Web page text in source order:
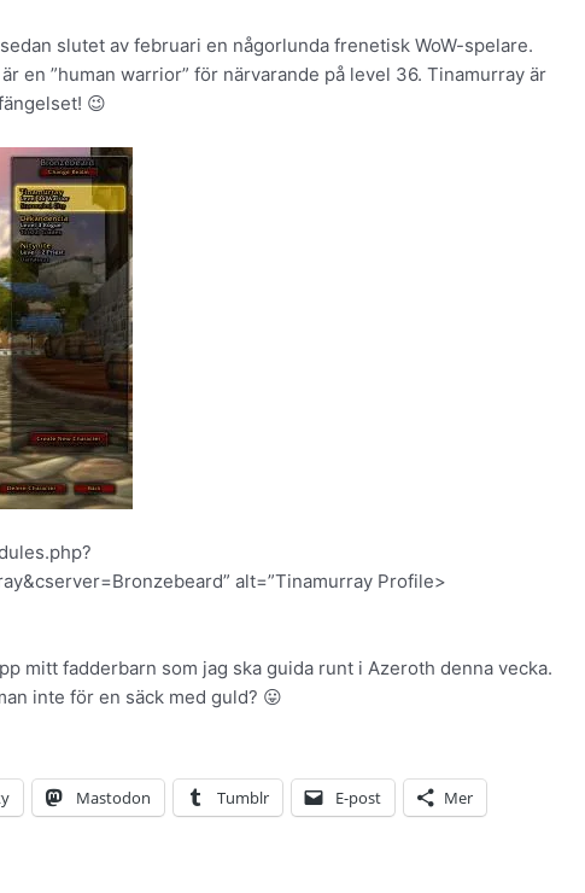
slutet av februari en någorlunda frenetisk WoW-spelare.
en ”human warrior” för närvarande på level 36. Tinamurray är
😉
alt=”Tinamurray Profile>
mitt fadderbarn som jag ska guida runt i Azeroth denna vecka.
inte för en säck med guld? 😛
Mastodon Tumblr E-post Mer